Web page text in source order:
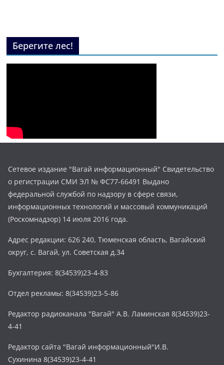
Берегите лес!
Сетевое издание "Вагай информационный" Свидетельство
о регистрации СМИ ЭЛ № ФС77-66491 Выдано
федеральной службой по надзору в сфере связи,
информационных технологий и массовый коммуникаций
(Роскомнадзор) 14 июля 2016 года.
Адрес редакции: 626 240, Тюменская область, Вагайский
округ, с. Вагай, ул. Советская д.34
Бухгалтерия: 8(34539)23-4-83
Отдел рекламы: 8(34539)23-5-86
Редактор радиоканала "Вагай" А.В. Ламинская 8(34539)23-
4-41
Редактор сайта "Вагай информационный"И.В.
Сухинина 8(34539)23-4-41